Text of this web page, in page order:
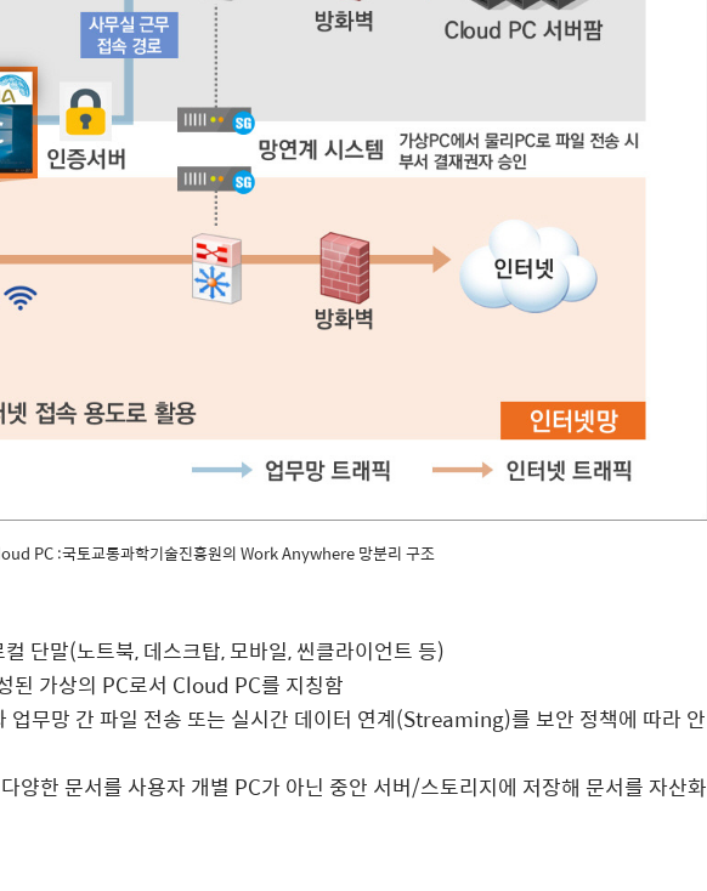
PC :국토교통과학기술진흥원의 Work Anywhere 망분리 구조
단말(노트북,데스크탑,모바일,씬클라이언트 등)
된 가상의 PC로서 Cloud PC를 지칭함
무망 간 파일 전송 또는 실시간 데이터 연계(Streaming)를 보안 정책에 따라 안
다양한 문서를 사용자 개별 PC가 아닌 중안 서버/스토리지에 저장해 문서를 자산화